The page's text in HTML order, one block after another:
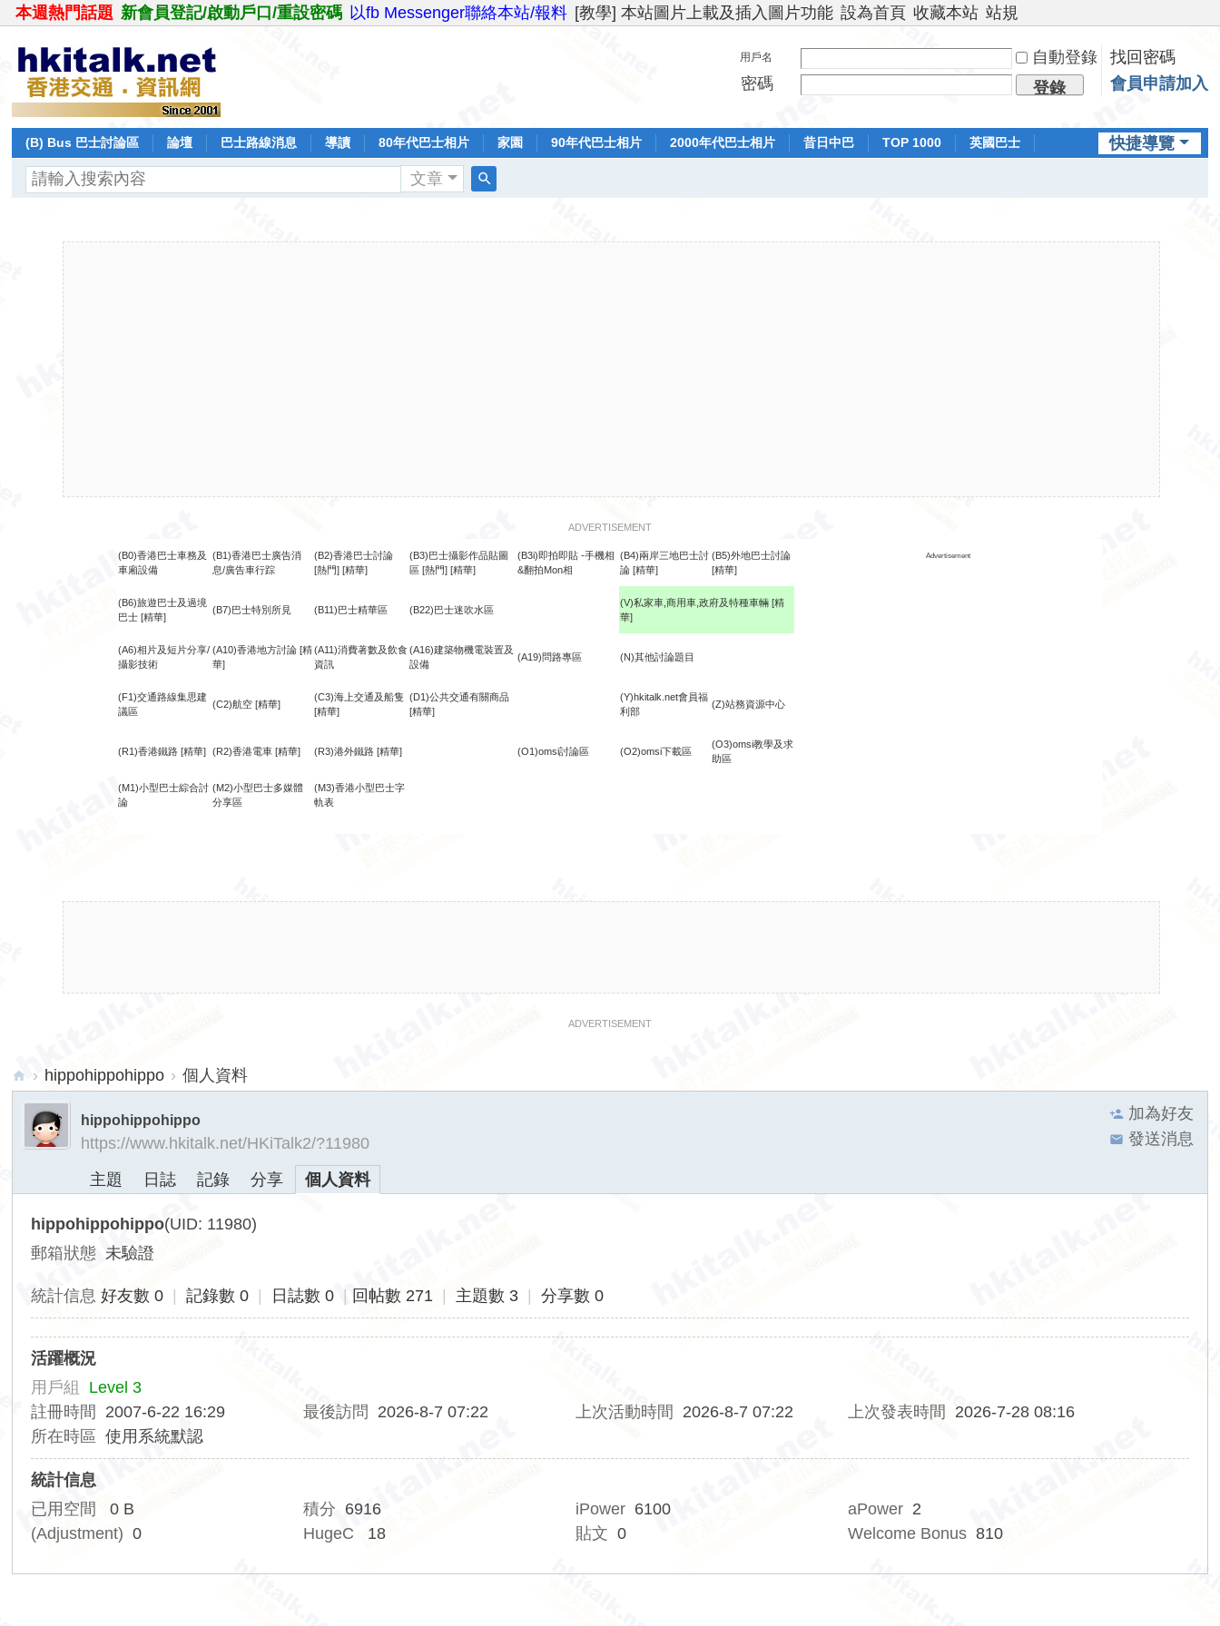
本週熱門話題 新會員登記/啟動戶口/重設密碼 以fb Messenger聯絡本站/報料 [教學] 本站圖片上載及插入圖片功能 設為首頁 收藏本站 站規
用戶名 自動登錄
找回密碼
密碼
登錄 會員申請加入
快捷導覽
(B) Bus 巴士討論區 論壇 巴士路線消息 導讀 80年代巴士相片 家園 90年代巴士相片 2000年代巴士相片 昔日中巴 TOP 1000
英國巴士
文章
ADVERTISEMENT
(B0)香港巴士車務及
車廂設備
(B1)香港巴士廣告消
息/廣告車行踪
(B2)香港巴士討論
[熱門] [精華]
(B3)巴士攝影作品貼圖
區 [熱門] [精華]
(B3i)即拍即貼 -手機相
&翻拍Mon相
(B4)兩岸三地巴士討
論 [精華]
(B5)外地巴士討論
[精華]
Advertisement
(B6)旅遊巴士及過境
巴士 [精華]
(B7)巴士特別所見 (B11)巴士精華區 (B22)巴士迷吹水區
(V)私家車,商用車,政府及特種車輛 [精
華]
(A6)相片及短片分享/
攝影技術
(A10)香港地方討論 [精
華]
(A11)消費著數及飲食
資訊
(A16)建築物機電裝置及
設備
(A19)問路專區 (N)其他討論題目
(F1)交通路線集思建
議區
(C2)航空 [精華]
(C3)海上交通及船隻
[精華]
(D1)公共交通有關商品
[精華]
(Y)hkitalk.net會員福
利部
(Z)站務資源中心
(R1)香港鐵路 [精華] (R2)香港電車 [精華] (R3)港外鐵路 [精華] (O1)omsi討論區 (O2)omsi下載區
(O3)omsi教學及求
助區
(M1)小型巴士綜合討
論
(M2)小型巴士多媒體
分享區
(M3)香港小型巴士字
軌表
ADVERTISEMENT
hk
lk.
› hippohippohippo › 個人資料
加為好友
發送消息
hippohippohippo
https://www.hkitalk.net/HKiTalk2/?11980
主題
日誌 記錄 分享 個人資料
hippohippohippo(UID: 11980)
郵箱狀態 未驗證
統計信息 好友數 0 記錄數 0 日誌數 0 回帖數 271 主題數 3 分享數 0
活躍概況
用戶組 Level 3
註冊時間
2007-6-22 16:29 最後訪問 2026-8-7 07:22 上次活動時間 2026-8-7 07:22 上次發表時間
2026-7-28 08:16
所在時區
使用系統默認
統計信息
已用空間
0 B 積分 6916 iPower 6100 aPower 2
(Adjustment) 0 HugeC 18 貼文 0 Welcome Bonus 810